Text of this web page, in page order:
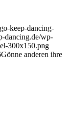
keep-dancing-
dancing.de/wp-
300x150.png
Gönne anderen ihre